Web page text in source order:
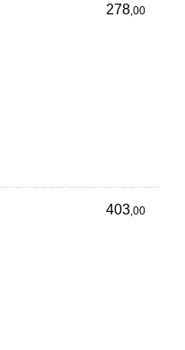
278,00
403,00